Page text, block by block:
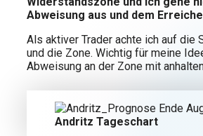
Abweisung aus und dem
Als aktiver Trader achte ich auf die
und die Zone. Wichtig für meine
Abweisung an der Zone mit
Andritz Tageschart